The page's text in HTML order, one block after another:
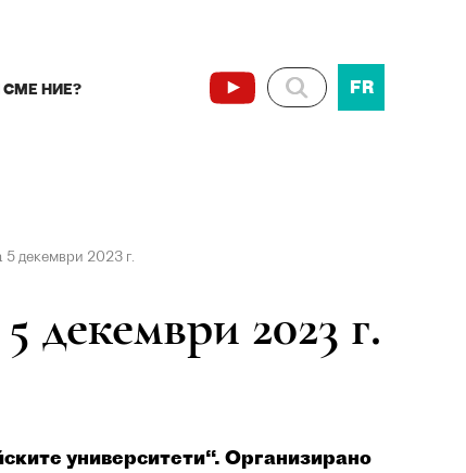
СМЕ НИЕ? FR
5 декември 2023 г.
декември 2023 г.
университети“. Организирано